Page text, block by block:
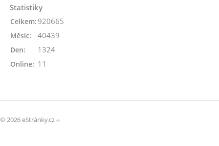
Statistiky
Online: 11
Celkem: 920665
Měsíc: 40439
Den: 1324
© 2026 eStránky.cz